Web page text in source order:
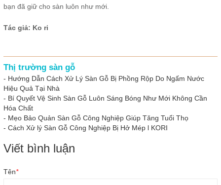
bạn đã giữ cho sàn luôn như mới.
Tác giả: Ko ri
Thị trường sàn gỗ
- Hướng Dẫn Cách Xử Lý Sàn Gỗ Bị Phồng Rộp Do Ngấm Nước
Hiệu Quả Tại Nhà
- Bí Quyết Vệ Sinh Sàn Gỗ Luôn Sáng Bóng Như Mới Không Cần
Hóa Chất
- Mẹo Bảo Quản Sàn Gỗ Công Nghiệp Giúp Tăng Tuổi Thọ
- Cách Xử lý Sàn Gỗ Công Nghiệp Bị Hở Mép l KORI
Viết bình luận
Tên*